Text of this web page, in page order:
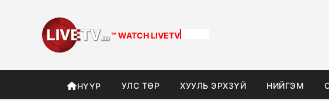
™ WATCH LIVETV
НҮҮР УЛС ТӨР ХУУЛЬ ЭРХЗҮЙ НИЙГЭМ